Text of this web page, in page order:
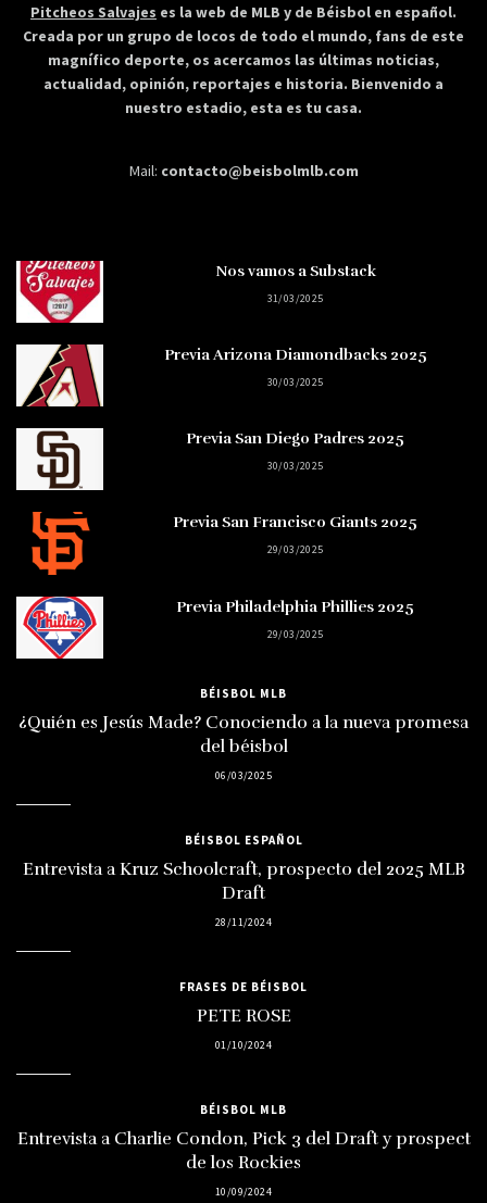
Pitcheos Salvajes es la web de MLB y de Béisbol en español.
Creada por un grupo de locos de todo el mundo, fans de este
magnífico deporte, os acercamos las últimas noticias,
actualidad, opinión, reportajes e historia. Bienvenido a
nuestro estadio, esta es tu casa.
Mail: contacto@beisbolmlb.com
Nos vamos a Substack
31/03/2025
Previa Arizona Diamondbacks 2025
30/03/2025
Previa San Diego Padres 2025
30/03/2025
Previa San Francisco Giants 2025
29/03/2025
Previa Philadelphia Phillies 2025
29/03/2025
BÉISBOL MLB
¿Quién es Jesús Made? Conociendo a la nueva promesa
del béisbol
06/03/2025
BÉISBOL ESPAÑOL
Entrevista a Kruz Schoolcraft, prospecto del 2025 MLB
Draft
28/11/2024
FRASES DE BÉISBOL
PETE ROSE
01/10/2024
BÉISBOL MLB
Entrevista a Charlie Condon, Pick 3 del Draft y prospect
de los Rockies
10/09/2024